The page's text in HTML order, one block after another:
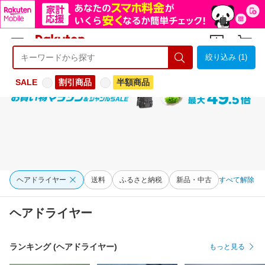
ようこそ 楽天市場へ ログイン
絞り込み (1)
SALE 割引商品 半額商品
ヘアドライヤー 送料 ふるさと納税 新品・中古 すべて解除
ヘアドライヤー
ランキング (ヘアドライヤー) もっと見る